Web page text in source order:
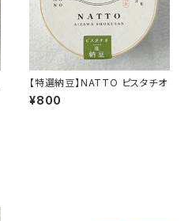
【特選納豆】NATTO ピスタチオ
¥800